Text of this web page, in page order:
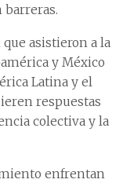
asistieron a la
y México
Latina y el
respuestas
colectiva y la
enfrentan